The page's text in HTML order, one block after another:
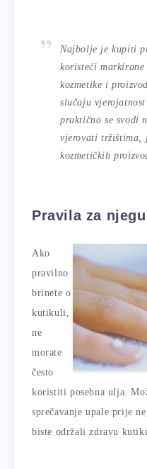
Najbolje je kupiti
koristeći
kozmetike i
slučaju
praktično se svodi
vjerovati tržištima,
kozmetičkih
Pravila za
Ako
pravilno
brinete o
kutikuli,
ne
morate
često
koristiti posebna ulja.
sprečavanje upale prije
biste održali zdravu